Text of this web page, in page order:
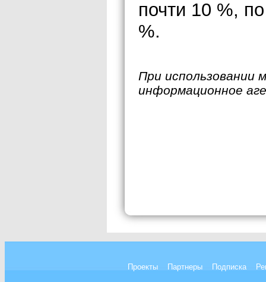
почти 10 %,
%.
При использовании
информационное
Проекты Партнеры Подписка